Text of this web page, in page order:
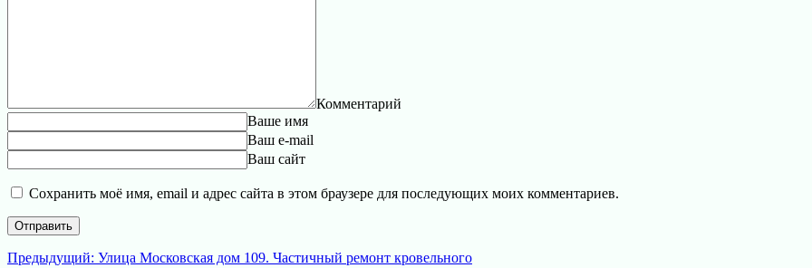
Комментарий
Ваше имя
Ваш e-mail
Ваш сайт
Сохранить моё имя, email и адрес сайта в этом браузере для последующих моих комментариев.
Навигация
Предыдущий: Предыдущая
Улица Московская дом 109. Частичный ремонт кровельного